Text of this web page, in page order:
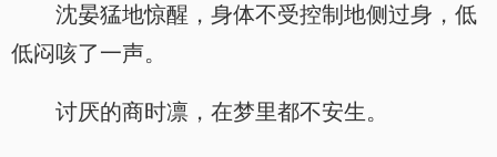
沈晏猛地惊醒，身体不受控制地侧过身，低
低闷咳了一声。
讨厌的商时凛，在梦里都不安生。